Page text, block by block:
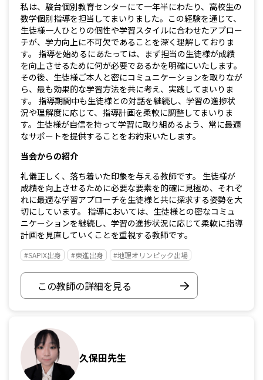
私は、駿台個別教育センターにて一年半にわたり、高校生の
数学個別指導を担当してまいりました。この経験を通じて、
生徒様一人ひとりの個性や学習スタイルに合わせたアプロー
チが、学力向上に不可欠であることを深く理解しておりま
す。 指導を始めるにあたっては、まず担当の生徒様が成績
を向上させるために何が必要であるかを明確にいたします。
その後、生徒様ご本人と密にコミュニケーションを取りなが
ら、最も効果的な学習方法を共に考え、実践してまいりま
す。 指導期間中も生徒様との対話を継続し、学習の進捗状
況や理解度に応じて、指導計画を柔軟に調整してまいりま
す。生徒様が自信を持って学習に取り組めるよう、常に最適
なサポートを提供することをお約束いたします。
当会からの紹介
礼儀正しく、落ち着いた印象を与える教師です。 生徒様が
成績を向上させるために必要な要素を的確に見極め、それぞ
れに最適な学習アプローチを生徒様と共に探求する姿勢を大
切にしています。 指導においては、生徒様との密なコミュ
ニケーションを継続し、学習の進捗状況に応じて柔軟に指導
計画を見直していくことを重視する教師です。
#SAPIX出身 #東進出身 #地理オリンピック出場
この教師の詳細を見る
久保田先生